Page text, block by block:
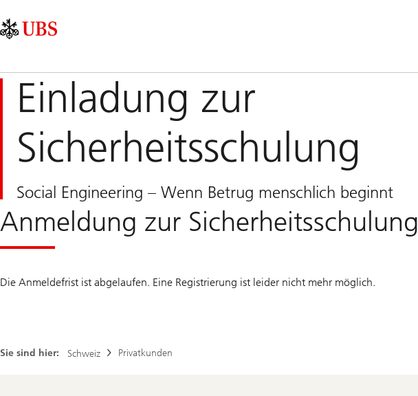
Area
Einladung zur
Sicherheitsschulung
Social Engineering – Wenn Betrug menschlich beginnt
Anmeldung zur Sicherheitsschulung
Die Anmeldefrist ist abgelaufen. Eine Registrierung ist leider nicht mehr möglich.
Sie sind hier: Schweiz Privatkunden